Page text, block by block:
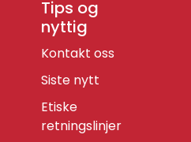
Tips og
nyttig
Kontakt oss
Siste nytt
Etiske
retningslinjer